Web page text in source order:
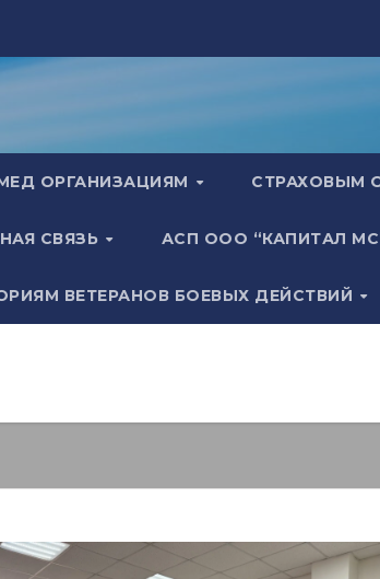
ОРГАНИЗАЦИЯМ СТРАХОВЫМ
СВЯЗЬ АСП ООО “КАПИТАЛ
ВЕТЕРАНОВ БОЕВЫХ ДЕЙСТВИЙ